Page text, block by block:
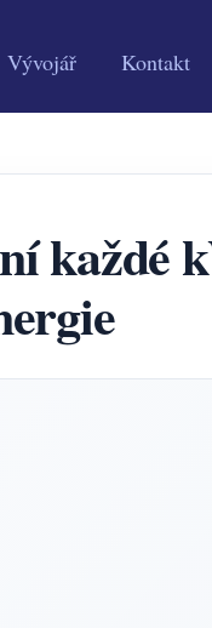
Vývojář Kontakt
každé